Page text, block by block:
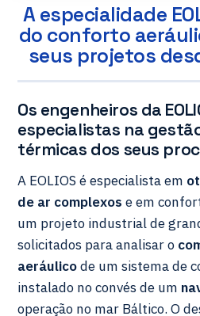
A especialidade
do conforto
seus projetos
Os engenheiros da
especialistas na
térmicas dos seus
A EOLIOS é especialista em
de ar complexos e em
um projeto industrial de
solicitados para analisar o
aeráulicode um sistema de
instalado no convés de um
operação no mar Báltico. O